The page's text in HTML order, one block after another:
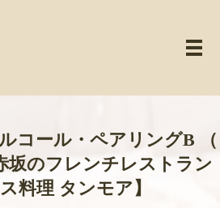
メ
コール・ペアリングB （
坂のフレンチレストラン
料理 タンモア】